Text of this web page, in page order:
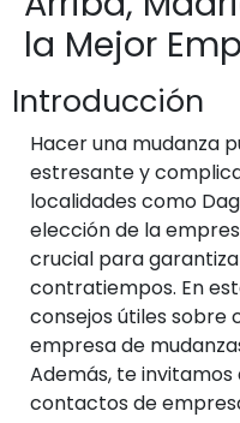
la Mejor
Introducción
Hacer una mudanza
estresante y
localidades como
elección de la
crucial para
contratiempos. En
consejos útiles sobre
empresa de
Además, te
contactos de